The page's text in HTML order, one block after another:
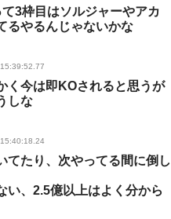
3枠目はソルジャーやアカ
るやるんじゃないかな
く今は即KOされると思うが
しな
てたり、次やってる間に倒し
い、2.5億以上はよく分から